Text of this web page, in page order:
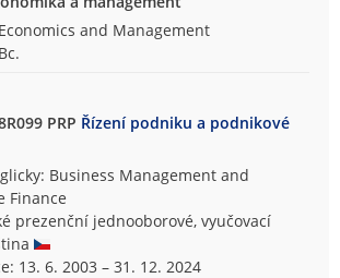
and Management
PRP Řízení podniku a podnikové
Business Management and
Finance
prezenční jednooborové, vyučovací
13. 6. 2003 – 31. 12. 2024